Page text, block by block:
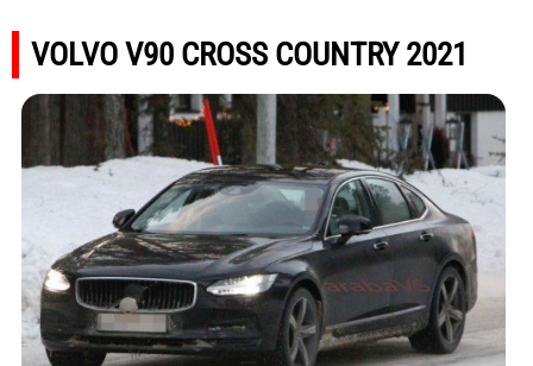
VOLVO V90 CROSS COUNTRY 2021